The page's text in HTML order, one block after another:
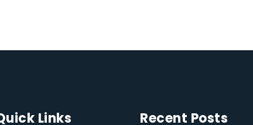
Links Recent Posts